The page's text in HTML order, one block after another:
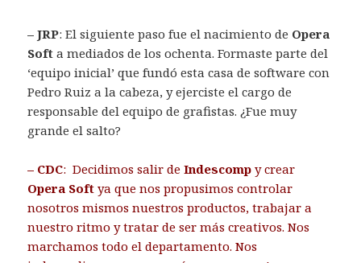
– JRP: El siguiente paso fue el nacimiento de Opera
Soft a mediados de los ochenta. Formaste parte del
‘equipo inicial’ que fundó esta casa de software con
Pedro Ruiz a la cabeza, y ejerciste el cargo de
responsable del equipo de grafistas. ¿Fue muy
grande el salto?
– CDC: Decidimos salir deIndescomp y crear
Opera Soft ya que nos propusimos controlar
nosotros mismos nuestros productos, trabajar a
nuestro ritmo y tratar de ser más creativos. Nos
marchamos todo el departamento. Nos